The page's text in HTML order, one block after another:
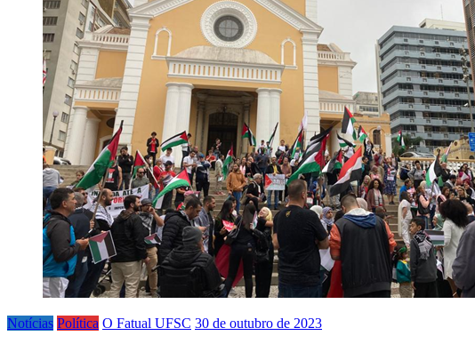
Notícias Política O Fatual UFSC 30 de outubro de 2023